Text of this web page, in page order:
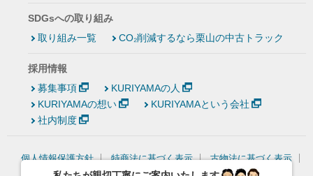
SDGsへの取り組み
取り組み一覧
CO₂削減するなら栗山の中古トラック
採用情報
募集事項
KURIYAMAの人
KURIYAMAの想い
KURIYAMAという会社
社内制度
個人情報保護方針 特商法に基づく表示
古物法に基づく表示